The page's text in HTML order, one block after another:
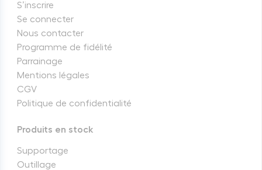
S’inscrire
Se connecter
Nous contacter
Programme de fidélité
Parrainage
Mentions légales
CGV
Politique de confidentialité
Produits en stock
Supportage
Outillage